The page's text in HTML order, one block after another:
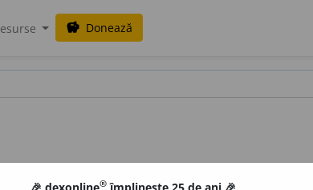
savings Donează
🎉 dexonline® împlinește 25 de ani 🎉